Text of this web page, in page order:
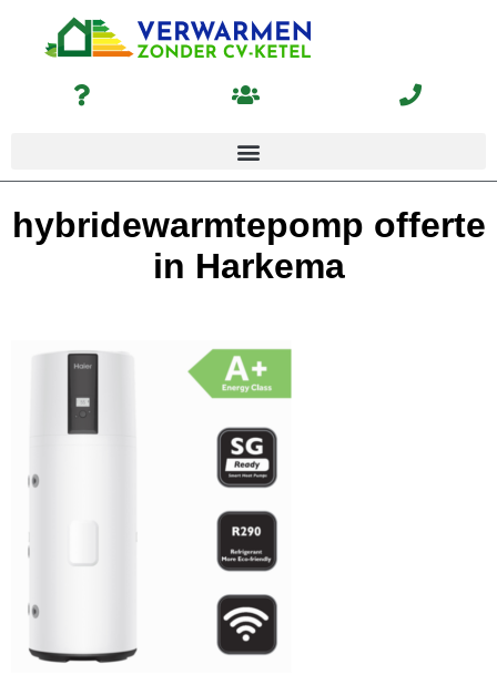
hybridewarmtepomp offerte
in Harkema